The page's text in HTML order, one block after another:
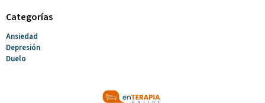
Categorías
Ansiedad
Depresión
Duelo